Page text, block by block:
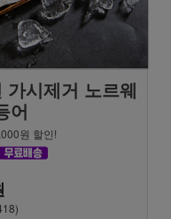
시제거 노르웨
어
원 할인!